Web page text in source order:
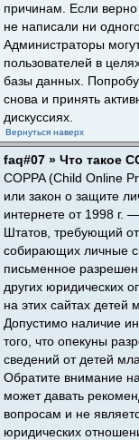
причинам. Если
не написали ни
Администраторы
пользователей в
базы данных.
снова и принять
дискуссиях.
Вернуться наверх
faq#07 » Что такое
COPPA (Child Online
или закон о защите
интернете от 1998 г.
Штатов, требующий
собирающих личные
письменное
других юридических
на этих сайтах детей
Допустимо наличие
того, что опекуны
сведений от детей
Обратите внимание
может давать
вопросам и не
юридических